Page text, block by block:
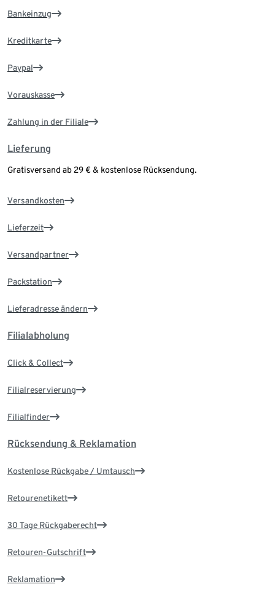
Bankeinzug
Kreditkarte
Paypal
Vorauskasse
Zahlung in der Filiale
Lieferung
Gratisversand ab 29 € & kostenlose Rücksendung.
Versandkosten
Lieferzeit
Versandpartner
Packstation
Lieferadresse ändern
Filialabholung
Click & Collect
Filialreservierung
Filialfinder
Rücksendung & Reklamation
Kostenlose Rückgabe / Umtausch
Retourenetikett
30 Tage Rückgaberecht
Retouren-Gutschrift
Reklamation